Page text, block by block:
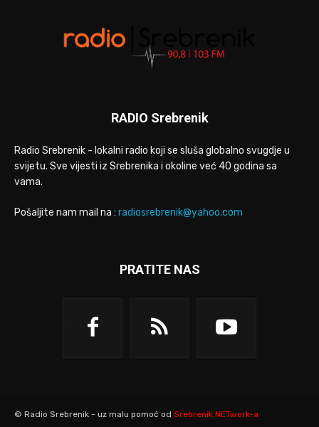
RADIO Srebrenik
Radio Srebrenik - lokalni radio koji se sluša globalno svugdje u
svijetu. Sve vijesti iz Srebrenika i okoline već 40 godina sa
vama.
Pošaljite nam mail na : radiosrebrenik@yahoo.com
PRATITE NAS
© Radio Srebrenik - uz malu pomoć od Srebrenik.NETwork-a